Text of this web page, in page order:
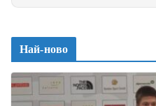
Най-ново